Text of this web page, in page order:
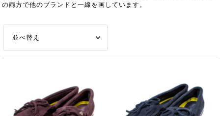
の両方で他のブランドと一線を画しています。
オススメ
ベストセラー
アルファベット順, A-Z